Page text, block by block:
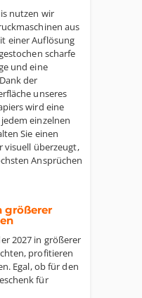
nutzen wir
aus
einer Auflösung
scharfe
und eine
der
unseres
wird eine
einzelnen
Sie einen
visuell überzeugt,
Ansprüchen
größerer
2027 in größerer
profitieren
Egal, ob für den
für